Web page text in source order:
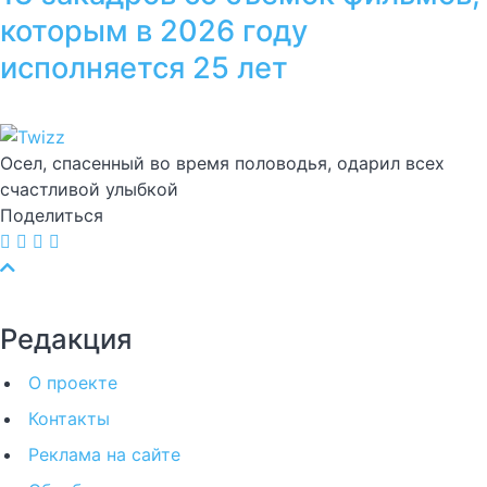
которым в 2026 году
исполняется 25 лет
Осел, спасенный во время половодья, одарил всех
счастливой улыбкой
Поделиться
Редакция
О проекте
Контакты
Реклама на сайте